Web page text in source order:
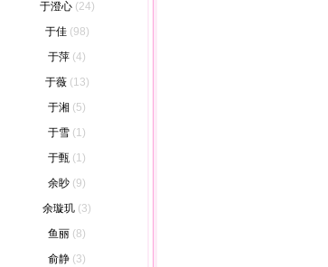
于澄心 (24)
于佳 (98)
于萍 (4)
于薇 (13)
于湘 (5)
于雪 (1)
于甄 (1)
余眇 (9)
余璇玑 (3)
鱼丽 (8)
俞静 (3)